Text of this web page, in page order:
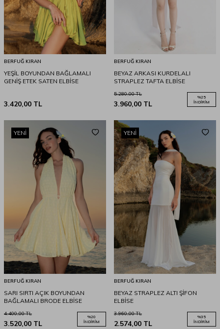
BERFUĞ KIRAN
YEŞİL BOYUNDAN BAĞLAMALI
GENİŞ ETEK SATEN ELBİSE
3.420,00 TL
BERFUĞ KIRAN
BEYAZ ARKASI KURDELALI
STRAPLEZ TAFTA ELBİSE
5.280,00TL
3.960,00 TL
%25
İNDIRIM
YENI
BERFUĞ KIRAN
SARI SIRTI AÇIK BOYUNDAN
BAĞLAMALI BRODE ELBİSE
4.400,00TL
3.520,00 TL
%20
İNDIRIM
YENI
BERFUĞ KIRAN
BEYAZ STRAPLEZ ALTI ŞİFON
ELBİSE
3.960,00TL
2.574,00 TL
%35
İNDIRIM